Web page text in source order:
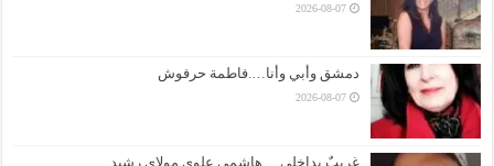
2026-08-07
دمشق وأبي وأنا….فاطمة حرفوش
2026-08-07
غريبٌ بداخلي….هاشمي علوي مولاي رشيد